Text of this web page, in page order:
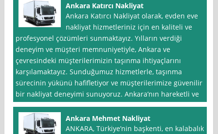
Ankara Katırcı Nakliyat
Ankara Katırcı Nakliyat olarak, evden eve
nakliyat hizmetleriniz için en kaliteli ve
profesyonel çözümleri sunmaktayız. Yılların verdiği
deneyim ve müşteri memnuniyetiyle, Ankara ve
çevresindeki müşterilerimizin taşınma ihtiyaçlarını
karşılamaktayız. Sunduğumuz hizmetlerle, taşınma
sürecinin yükünü hafifletiyor ve müşterilerimize güvenilir
bir nakliyat deneyimi sunuyoruz. Ankara’nın hareketli ve
Ankara Mehmet Nakliyat
ANKARA, Türkiye’nin başkenti, en kalabalık